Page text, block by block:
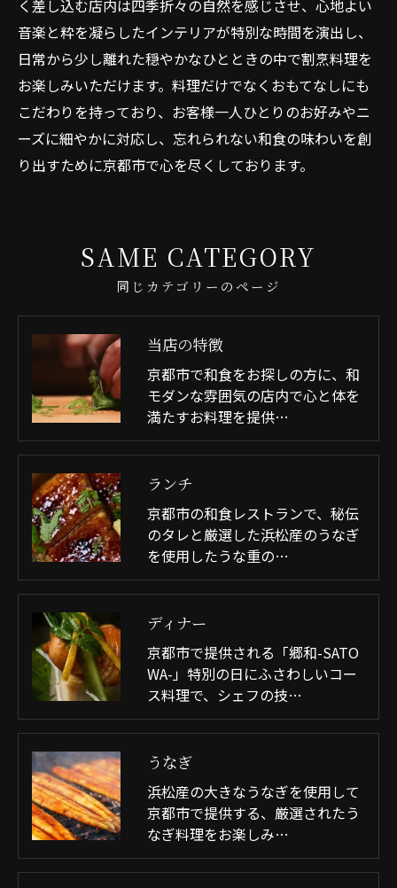
く差し込む店内は四季折々の自然を感じさせ、心地よい
音楽と粋を凝らしたインテリアが特別な時間を演出し、
日常から少し離れた穏やかなひとときの中で割烹料理を
お楽しみいただけます。料理だけでなくおもてなしにも
こだわりを持っており、お客様一人ひとりのお好みやニ
ーズに細やかに対応し、忘れられない和食の味わいを創
り出すために京都市で心を尽くしております。
同じカテゴリーのページ
SAME CATEGORY
当店の特徴
京都市で和食をお探しの方に、和
モダンな雰囲気の店内で心と体を
満たすお料理を提供…
ランチ
京都市の和食レストランで、秘伝
のタレと厳選した浜松産のうなぎ
を使用したうな重の…
ディナー
京都市で提供される「郷和-SATO
WA-」特別の日にふさわしいコー
ス料理で、シェフの技…
うなぎ
浜松産の大きなうなぎを使用して
京都市で提供する、厳選されたう
なぎ料理をお楽しみ…